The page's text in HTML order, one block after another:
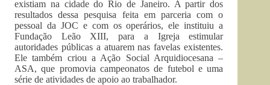
existiam na cidade do Rio de Janeiro. A partir dos
resultados dessa pesquisa feita em parceria com o
pessoal da JOC e com os operários, ele instituiu a
Fundação Leão XIII, para a Igreja estimular
autoridades públicas a atuarem nas favelas existentes.
Ele também criou a Ação Social Arquidiocesana –
ASA, que promovia campeonatos de futebol e uma
série de atividades de apoio ao trabalhador.